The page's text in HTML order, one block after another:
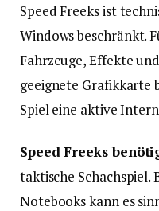
Speed Freeks ist
Windows beschränkt.
Fahrzeuge, Effekte
geeignete Grafikkarte
Spiel eine aktive
Speed Freeks
taktische Schachspiel.
Notebooks kann es